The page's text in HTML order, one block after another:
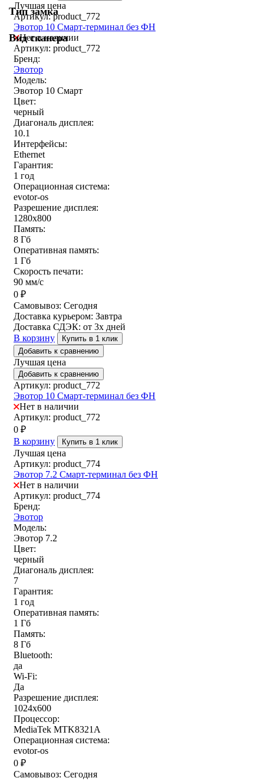
Тип замка
Вид сканера
Лучшая цена
Артикул: product_772
Эвотор 10 Смарт-терминал без ФН
Нет в наличии
Артикул: product_772
Бренд:
Эвотор
Модель:
Эвотор 10 Смарт
Цвет:
черный
Диагональ дисплея:
10.1
Интерфейсы:
Ethernet
Гарантия:
1 год
Операционная система:
evotor-os
Разрешение дисплея:
1280x800
Память:
8 Гб
Оперативная память:
1 Гб
Скорость печати:
90 мм/с
0 ₽
Самовывоз: Сегодня
Доставка курьером: Завтра
Доставка СДЭК: от 3х дней
В корзину
Купить в 1 клик
Добавить к сравнению
Лучшая цена
Добавить к сравнению
Артикул: product_772
Эвотор 10 Смарт-терминал без ФН
Нет в наличии
Артикул: product_772
0 ₽
В корзину
Купить в 1 клик
Лучшая цена
Артикул: product_774
Эвотор 7.2 Смарт-терминал без ФН
Нет в наличии
Артикул: product_774
Бренд:
Эвотор
Модель:
Эвотор 7.2
Цвет:
черный
Диагональ дисплея:
7
Гарантия:
1 год
Оперативная память:
1 Гб
Память:
8 Гб
Bluetooth:
да
Wi-Fi:
Да
Разрешение дисплея:
1024х600
Процессор:
MediaTek MTK8321A
Операционная система:
evotor-os
0 ₽
Самовывоз: Сегодня